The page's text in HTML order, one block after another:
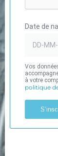
Date de
Vos
à votre
politique